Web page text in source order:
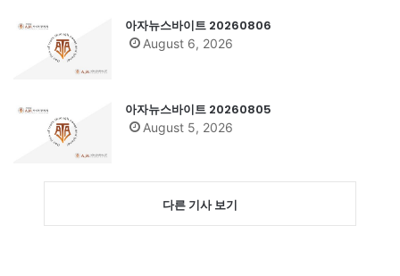
아자뉴스바이트 20260806
August 6, 2026
아자뉴스바이트 20260805
August 5, 2026
다른 기사 보기